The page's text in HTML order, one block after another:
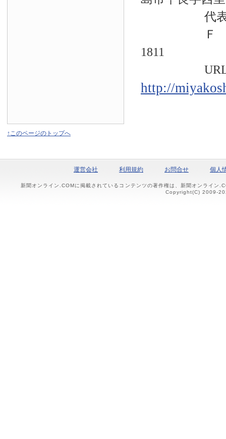
代表電話
Ｆ Ａ
1811
URL
http://
↑このページのトップへ
運営会社 利用規約 お問合せ 個人
新聞オンライン.COMに掲載されているコンテンツの著作権は、新聞オンライン
Copyright(C) 2009-